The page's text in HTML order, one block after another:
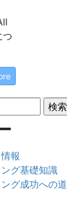
つ
報
グ基礎知識
グ成功への道